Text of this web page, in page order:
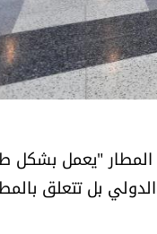
المطار "يعمل بشكل
بل تتعلق